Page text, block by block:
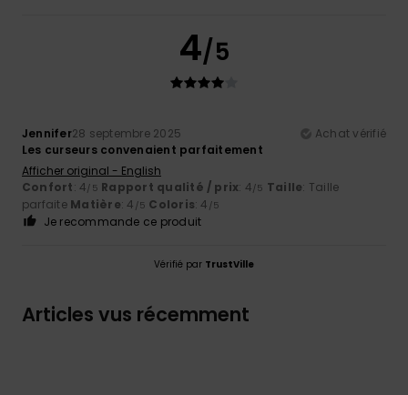
4/5
Jennifer28 septembre 2025
Achat vérifié
Les curseurs convenaient parfaitement
Afficher original - English
Confort: 4/5 Rapport qualité / prix: 4/5 Taille: Taille
parfaite Matière: 4 /5 Coloris: 4 /5
Je recommande ce produit
Vérifié par TrustVille
Articles vus récemment